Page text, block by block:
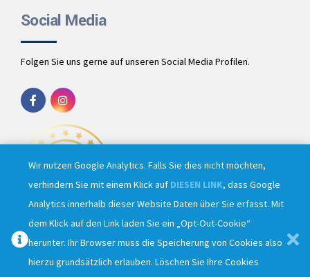
Social Media
Folgen Sie uns gerne auf unseren Social Media Profilen.
Copyright 2023 byZahnarztpraxis Gerwe.
Wir nutzen Google Analytics. Falls Sie dies nicht möchten,
verhindern Sie mit einem Klick auf DIESEN LINK, dass Google
Analytics innerhalb dieser Website Daten über Sie erfasst. Mit
dem Klick auf den Link laden Sie ein „Opt-Out-Cookie“
herunter. Ihr Browser muss die Speicherung von Cookies also
hierzu grundsätzlich erlauben. Löschen Sie Ihre Cookies